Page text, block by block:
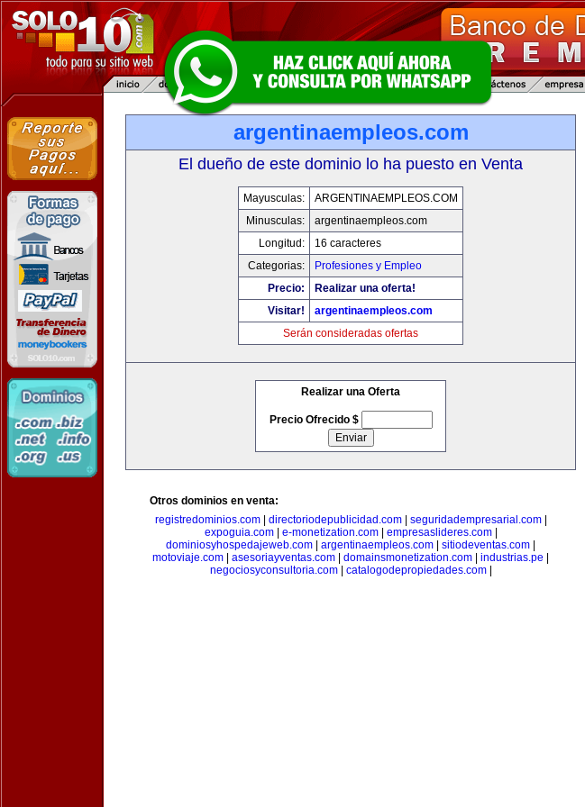
argentinaempleos.com
El dueño de este dominio lo ha puesto en Venta
Mayusculas:
ARGENTINAEMPLEOS.COM
Minusculas:
argentinaempleos.com
Longitud:
16 caracteres
Categorias:
Profesiones y Empleo
Precio:
Realizar una oferta!
Visitar!
argentinaempleos.com
Serán consideradas ofertas
Realizar una Oferta
Precio Ofrecido $
Otros dominios en venta:
registredominios.com| directoriodepublicidad.com| seguridadempresarial.com|
expoguia.com| e-monetization.com| empresaslideres.com|
dominiosyhospedajeweb.com
argentinaempleos.com sitiodeventas.com
motoviaje.com
asesoriayventas.com domainsmonetization.com industrias.pe
negociosyconsultoria.com| catalogodepropiedades.com|